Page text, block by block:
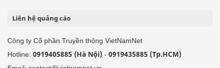
Liên hệ quảng cáo
Công ty Cổ phần Truyền thông VietNamNet
Hotline: 0919405885 (Hà Nội) - 0919435885 (Tp.HCM)